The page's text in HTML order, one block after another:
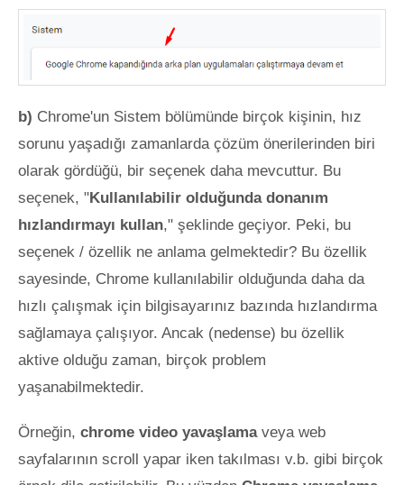
b) Chrome'un Sistem bölümünde birçok kişinin, hız
sorunu yaşadığı zamanlarda çözüm önerilerinden biri
olarak gördüğü, bir seçenek daha mevcuttur. Bu
seçenek, "Kullanılabilir olduğunda donanım
hızlandırmayı kullan," şeklinde geçiyor. Peki, bu
seçenek / özellik ne anlama gelmektedir? Bu özellik
sayesinde, Chrome kullanılabilir olduğunda daha da
hızlı çalışmak için bilgisayarınız bazında hızlandırma
sağlamaya çalışıyor. Ancak (nedense) bu özellik
aktive olduğu zaman, birçok problem
yaşanabilmektedir.
Örneğin, chrome video yavaşlamaveya web
sayfalarının scroll yapar iken takılması v.b. gibi birçok